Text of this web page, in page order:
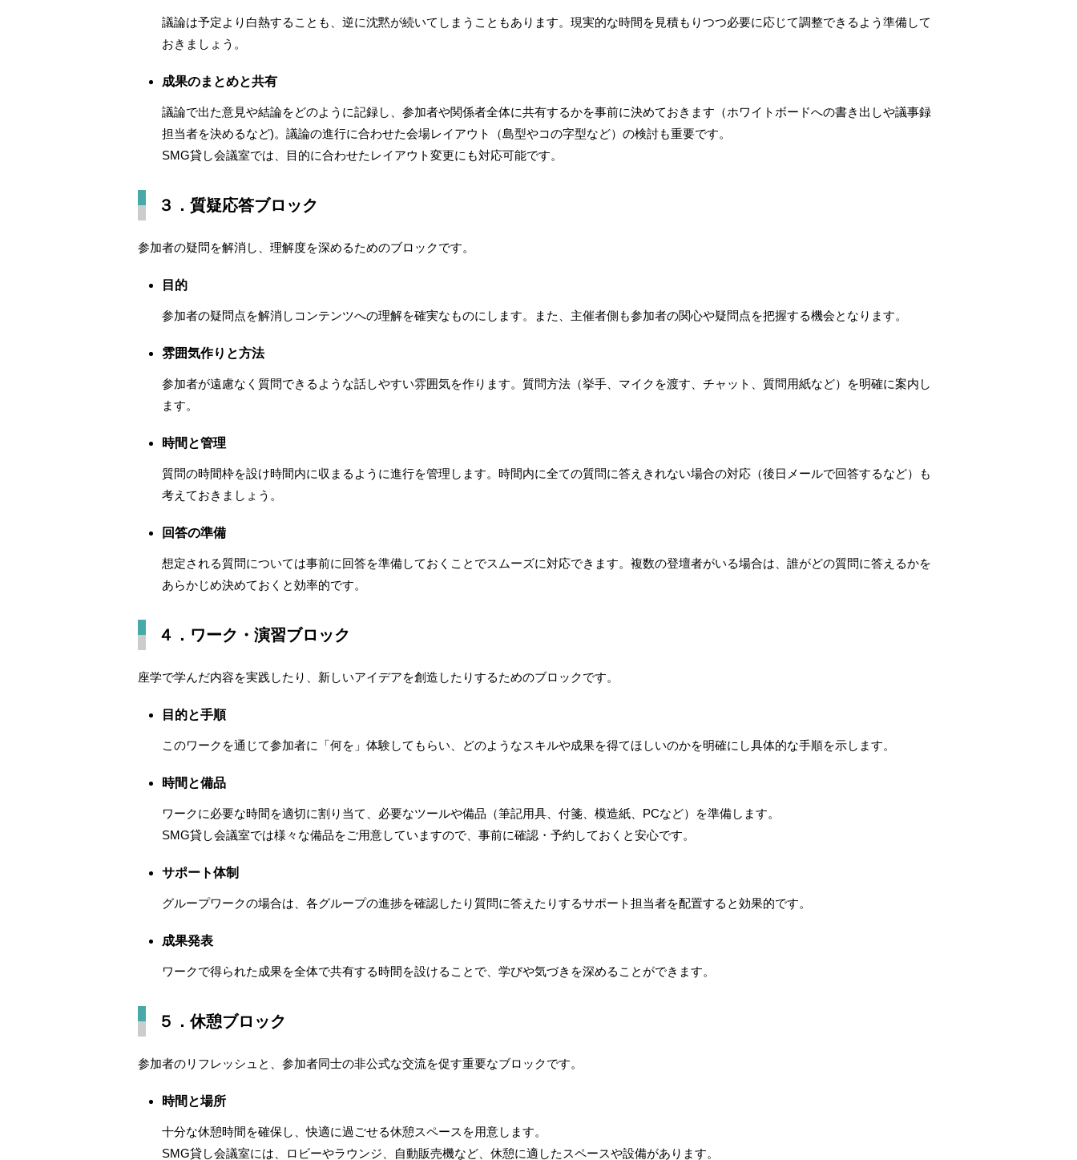
議論は予定より白熱することも、逆に沈黙が続いてしまうこともあります。現実的な時間を見積もりつつ必要に応じて調整できるよう準備して
おきましょう。
成果のまとめと共有
議論で出た意見や結論をどのように記録し、参加者や関係者全体に共有するかを事前に決めておきます（ホワイトボードへの書き出しや議事録
担当者を決めるなど)。 議論の進行に合わせた会場レイアウト（島型やコの字型など）の検討も重要です。
SMG貸し会議室では、目的に合わせたレイアウト変更にも対応可能です。
３．質疑応答ブロック
参加者の疑問を解消し、理解度を深めるためのブロックです。
目的
参加者の疑問点を解消しコンテンツへの理解を確実なものにします。また、主催者側も参加者の関心や疑問点を把握する機会となります。
雰囲気作りと方法
参加者が遠慮なく質問できるような話しやすい雰囲気を作ります。質問方法（挙手、マイクを渡す、チャット、質問用紙など）を明確に案内し
ます。
時間と管理
質問の時間枠を設け時間内に収まるように進行を管理します。時間内に全ての質問に答えきれない場合の対応（後日メールで回答するなど）も
考えておきましょう。
回答の準備
想定される質問については事前に回答を準備しておくことでスムーズに対応できます。複数の登壇者がいる場合は、誰がどの質問に答えるかを
あらかじめ決めておくと効率的です。
４．ワーク・演習ブロック
座学で学んだ内容を実践したり、新しいアイデアを創造したりするためのブロックです。
目的と手順
このワークを通じて参加者に「何を」体験してもらい、どのようなスキルや成果を得てほしいのかを明確にし具体的な手順を示します。
時間と備品
ワークに必要な時間を適切に割り当て、必要なツールや備品（筆記用具、付箋、模造紙、PCなど）を準備します。
SMG貸し会議室では様々な備品をご用意していますので、事前に確認・予約しておくと安心です。
サポート体制
グループワークの場合は、各グループの進捗を確認したり質問に答えたりするサポート担当者を配置すると効果的です。
成果発表
ワークで得られた成果を全体で共有する時間を設けることで、学びや気づきを深めることができます。
５．休憩ブロック
参加者のリフレッシュと、参加者同士の非公式な交流を促す重要なブロックです。
時間と場所
十分な休憩時間を確保し、快適に過ごせる休憩スペースを用意します。
SMG貸し会議室には、ロビーやラウンジ、自動販売機など、休憩に適したスペースや設備があります。